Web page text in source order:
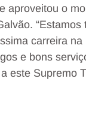
aproveitou o
“Estamos
carreira na
e bons
este Supremo